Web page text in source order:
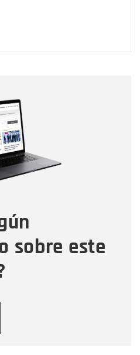
sobre este